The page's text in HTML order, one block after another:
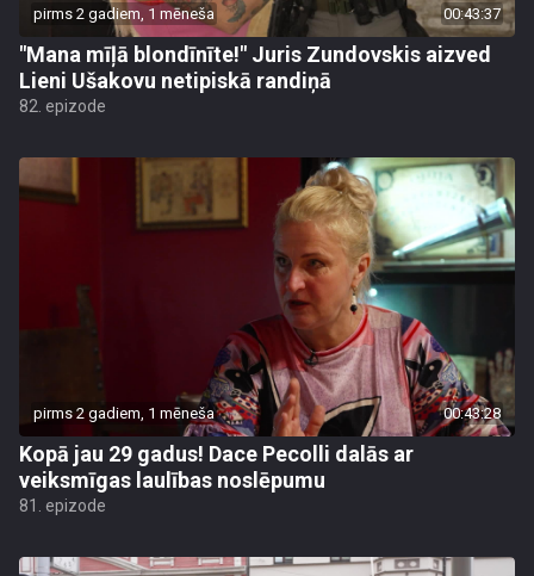
pirms 2 gadiem, 1 mēneša 00:43:37
"Mana mīļā blondīnīte!" Juris Zundovskis aizved
Lieni Ušakovu netipiskā randiņā
82. epizode
pirms 2 gadiem, 1 mēneša 00:43:28
Kopā jau 29 gadus! Dace Pecolli dalās ar
veiksmīgas laulības noslēpumu
81. epizode